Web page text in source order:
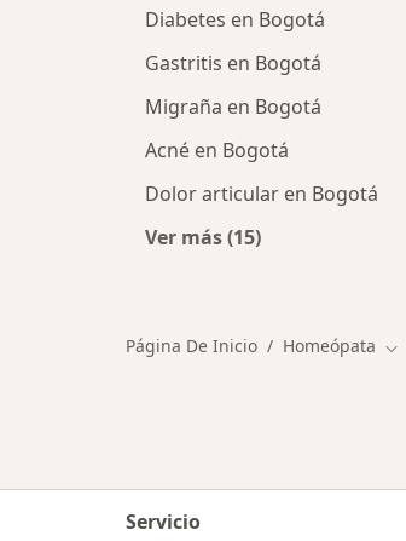
Diabetes en Bogotá
Gastritis en Bogotá
Migraña en Bogotá
Acné en Bogotá
Dolor articular en Bogotá
Ver más (15)
Página De Inicio Homeópata
Servicio